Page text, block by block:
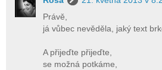
Právě,
já vůbec nevěděla, jaký text
A přijeďte přijeďte,
se možná potkáme,